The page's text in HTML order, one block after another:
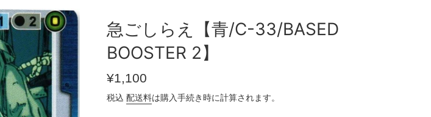
急ごしらえ【青/C-33/BASED
BOOSTER 2】
通
価
¥1,100
税込 配送料は購入手続き時に計算されます。